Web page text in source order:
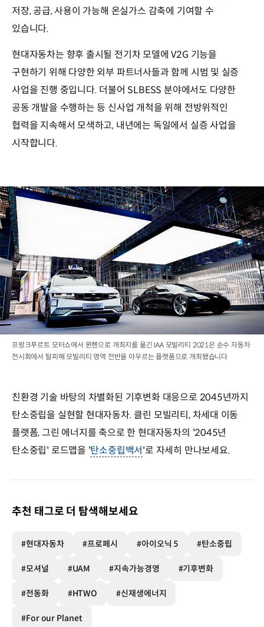
저장, 공급, 사용이 가능해 온실가스 감축에 기여할 수
있습니다.
현대자동차는 향후 출시될 전기차 모델에 V2G 기능을
구현하기 위해 다양한 외부 파트너사들과 함께 시범 및 실증
사업을 진행 중입니다. 더불어 SLBESS 분야에서도 다양한
공동 개발을 수행하는 등 신사업 개척을 위해 전방위적인
협력을 지속해서 모색하고, 내년에는 독일에서 실증 사업을
시작합니다.
프랑크푸르트 모터쇼에서 뮌헨으로 개최지를 옮긴 IAA 모빌리티 2021은 순수 자동차
전시회에서 탈피해 모빌리티 영역 전반을 아우르는 플랫폼으로 개최됐습니다
친환경 기술 바탕의 차별화된 기후변화 대응으로 2045년까지
탄소중립을 실현할 현대자동차. 클린 모빌리티, 차세대 이동
플랫폼, 그린 에너지를 축으로 한 현대자동차의 '2045년
탄소중립' 로드맵을 '탄소중립백서'로 자세히 만나보세요.
추천 태그로 더 탐색해보세요
#현대자동차 #프로페시 #아이오닉 5 #탄소중립
#모셔널 #UAM #지속가능경영 #기후변화
#전동화 #HTWO #신재생에너지
#For our Planet